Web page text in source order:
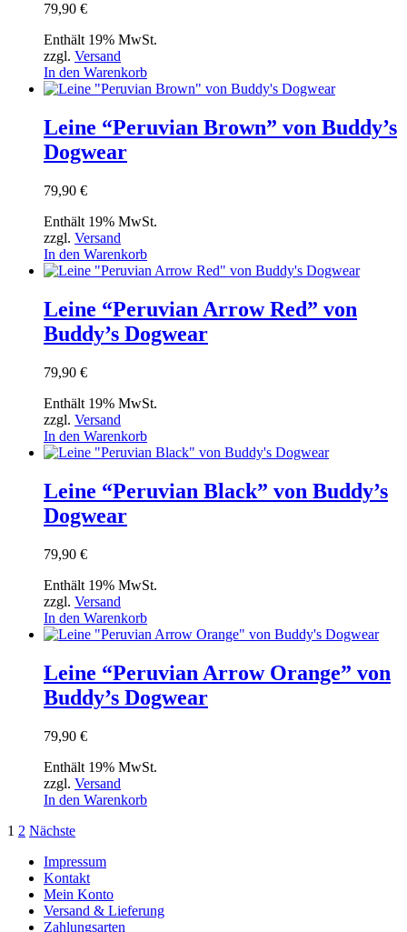
79,90 €
Enthält 19% MwSt.
zzgl. Versand
In den Warenkorb
Leine “Peruvian Brown” von Buddy’s
Dogwear
79,90 €
Enthält 19% MwSt.
zzgl. Versand
In den Warenkorb
Leine “Peruvian Arrow Red” von
Buddy’s Dogwear
79,90 €
Enthält 19% MwSt.
zzgl. Versand
In den Warenkorb
Leine “Peruvian Black” von Buddy’s
Dogwear
79,90 €
Enthält 19% MwSt.
zzgl. Versand
In den Warenkorb
Leine “Peruvian Arrow Orange” von
Buddy’s Dogwear
79,90 €
Enthält 19% MwSt.
zzgl. Versand
In den Warenkorb
Seitennummerierung
der
Beiträge
1 2 Nächste
Impressum
Kontakt
Mein Konto
Versand & Lieferung
Zahlungsarten